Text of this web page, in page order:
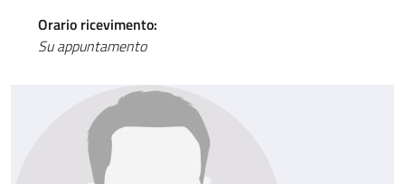
Orario ricevimento:
Su appuntamento